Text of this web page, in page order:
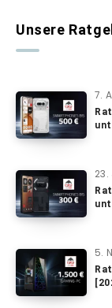
Unsere
7.
5.